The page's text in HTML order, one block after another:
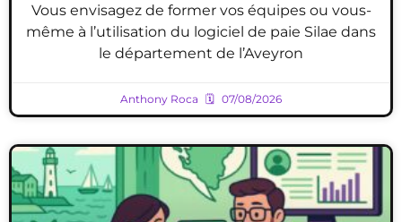
Vous envisagez de former vos équipes ou vous-
même à l’utilisation du logiciel de paie Silae dans
le département de l’Aveyron
Anthony Roca 07/08/2026